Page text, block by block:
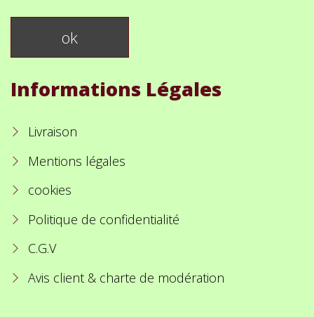
Informations Légales
Livraison
Mentions légales
cookies
Politique de confidentialité
C.G.V
Avis client & charte de modération